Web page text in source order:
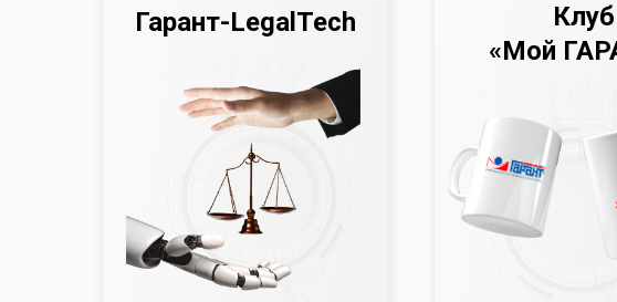
Клуб
«Мой
Гарант-LegalTech